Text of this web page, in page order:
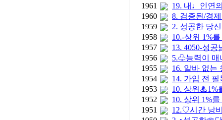
1961
19. 내♩인연
1960
8. 검증된/경
1959
2. 성공한 당
1958
10.-상위 1%
1957
13. 4050-성
1956
5.♧능력이 매
1955
16. 알바 없는
1954
14. 가입 전
1953
10. 상위
1952
10. 상위 1%
1951
12.♡시간 낭